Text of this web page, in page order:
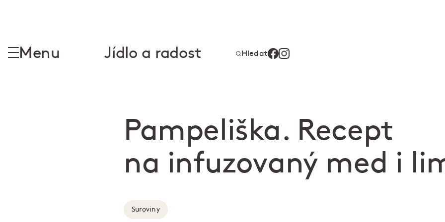
Menu Jídlo a radost Hledat
Pampeliška. Recept
na infuzovaný med i
Suroviny